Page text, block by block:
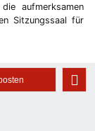
aufmerksamen
Sitzungssaal für